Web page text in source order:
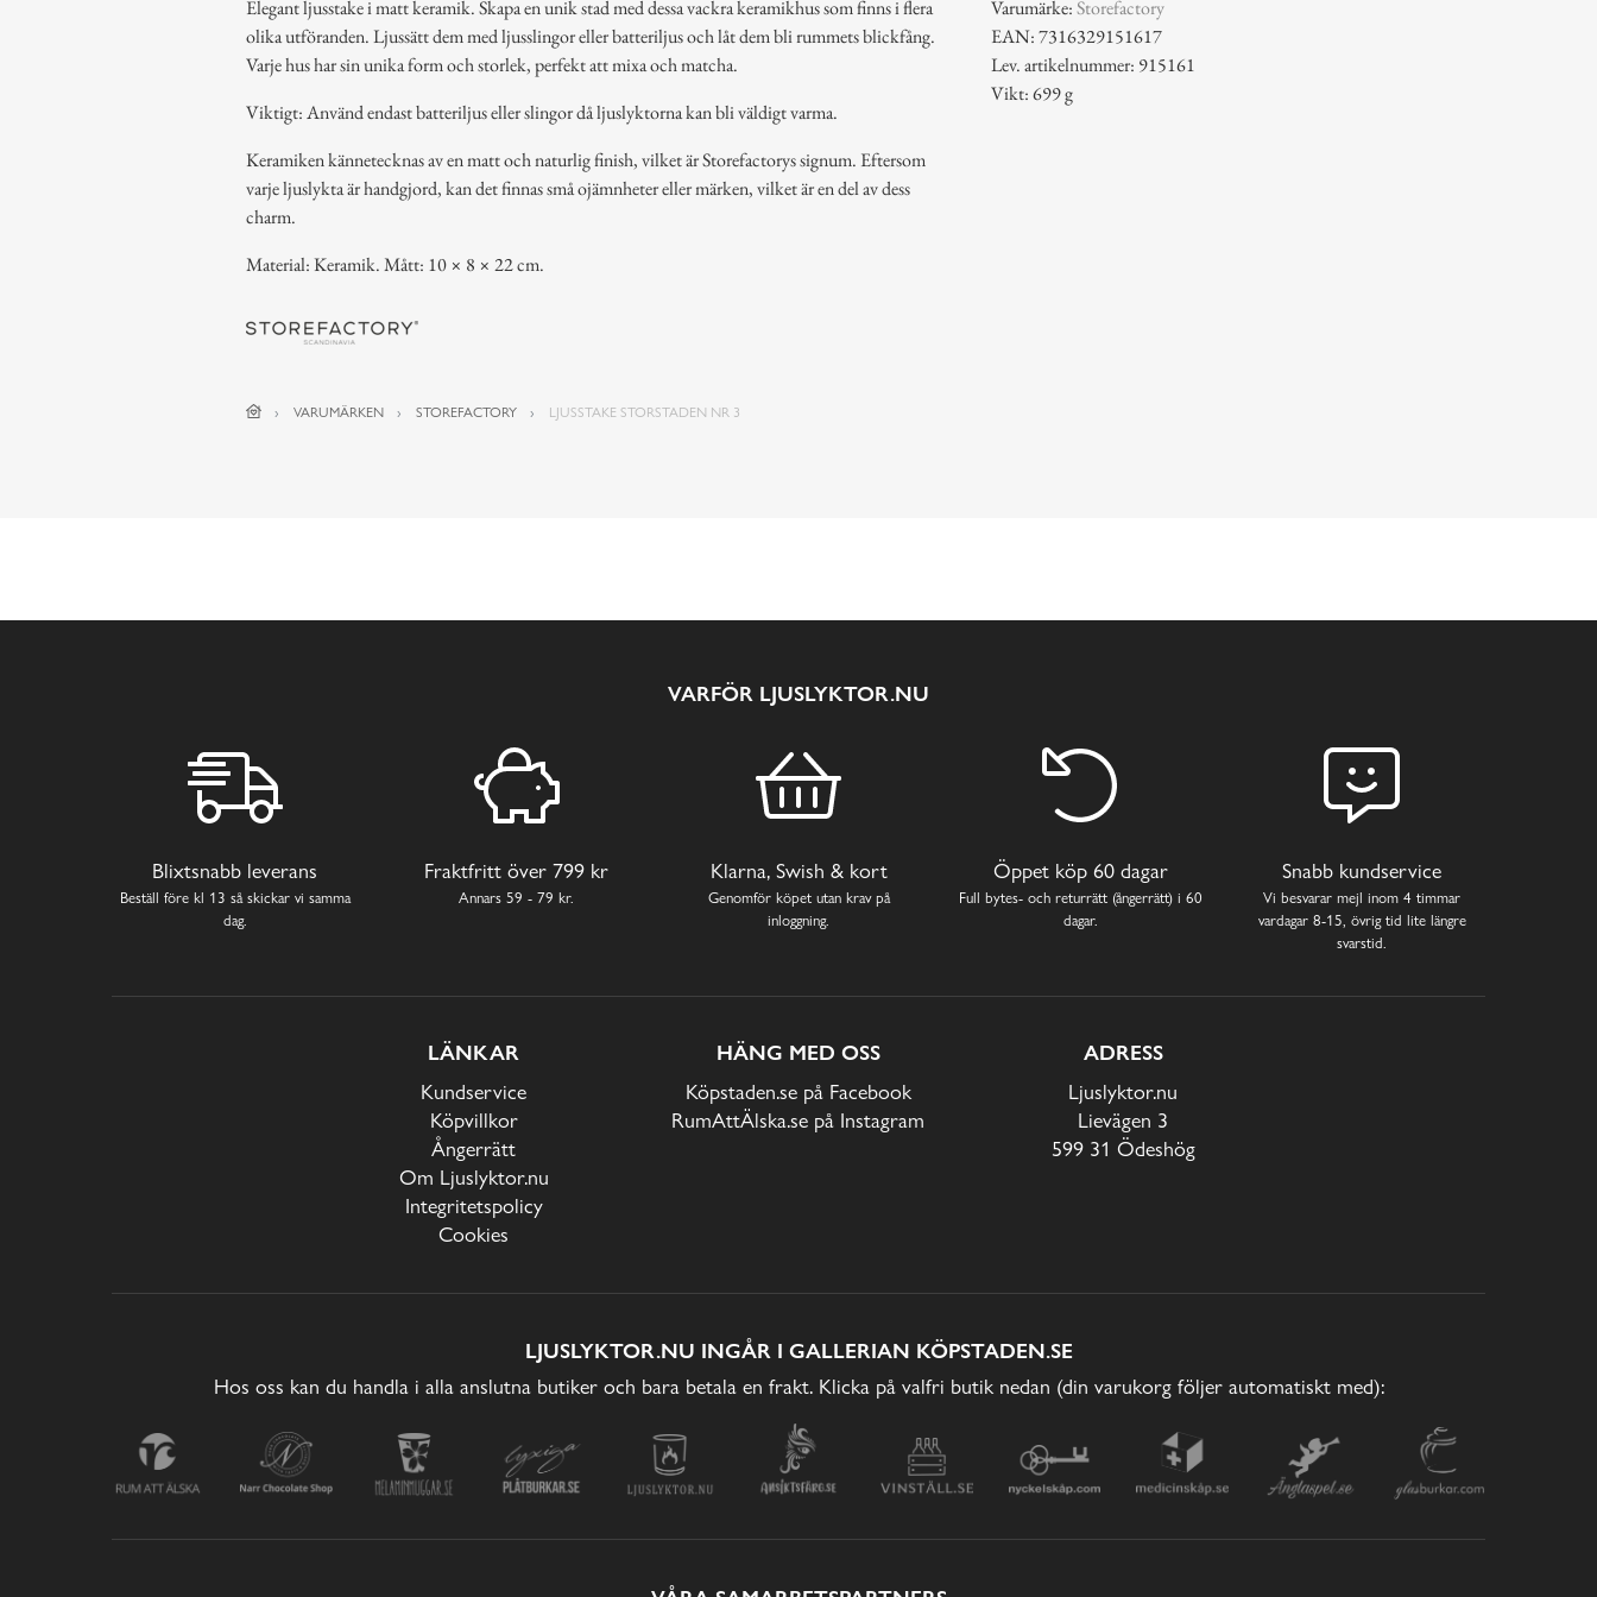
Elegant ljusstake i matt keramik. Skapa en unik stad med dessa vackra keramikhus som finns i flera
olika utföranden. Ljussätt dem med ljusslingor eller batteriljus och låt dem bli rummets blickfång.
Varje hus har sin unika form och storlek, perfekt att mixa och matcha.
Viktigt: Använd endast batteriljus eller slingor då ljuslyktorna kan bli väldigt varma.
Keramiken kännetecknas av en matt och naturlig finish, vilket är Storefactorys signum. Eftersom
varje ljuslykta är handgjord, kan det finnas små ojämnheter eller märken, vilket är en del av dess
charm.
Material: Keramik. Mått: 10 × 8 × 22 cm.
Varumärke:Storefactory
EAN: 7316329151617
Lev. artikelnummer: 915161
Vikt: 699 g
VARUMÄRKEN STOREFACTORY LJUSSTAKE STORSTADEN NR 3
VARFÖR LJUSLYKTOR.NU
Blixtsnabb leverans
Beställ före kl 13 så skickar vi samma
dag.
Fraktfritt över 799 kr
Annars 59 - 79 kr.
Klarna, Swish & kort
Genomför köpet utan krav på
inloggning.
Öppet köp 60 dagar
Full bytes- och returrätt (ångerrätt) i 60
dagar.
Snabb kundservice
Vi besvarar mejl inom 4 timmar
vardagar 8-15, övrig tid lite längre
svarstid.
LÄNKAR
Kundservice
Köpvillkor
Ångerrätt
Om Ljuslyktor.nu
Integritetspolicy
Cookies
HÄNG MED OSS
Köpstaden.se på Facebook
RumAttÄlska.se på Instagram
ADRESS
Ljuslyktor.nu
Lievägen 3
599 31 Ödeshög
LJUSLYKTOR.NU INGÅR I GALLERIAN KÖPSTADEN.SE
Hos oss kan du handla i alla anslutna butiker och bara betala en frakt. Klicka på valfri butik nedan (din varukorg följer automatiskt med):